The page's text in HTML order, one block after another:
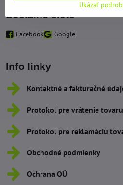
Sociálne siete
Facebook Google
Info linky
Kontaktné a fakturačné
Protokol pre vrátenie tovaru
Protokol pre reklamáciu
Obchodné podmienky
Ochrana OÚ
Ukázať